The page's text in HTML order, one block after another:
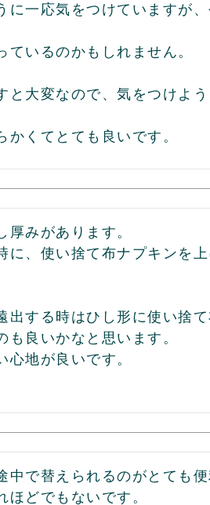
に一応気をつけていますが
いるのかもしれません。
大変なので、気をつけよう
くてとても良いです。
みがあります。
に、使い捨て布ナプキンを
出する時はひし形に使い捨
良いかなと思います。
地が良いです。
中で替えられるのがとても便
ほどでもないです。